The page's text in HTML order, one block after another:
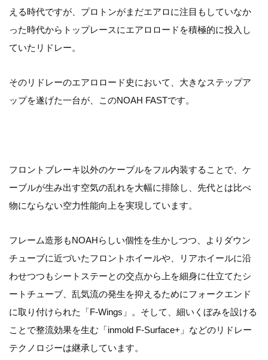
える時代ですが、プロトンがまだエアロに注目もしていなか
った時代からトップレースにエアロロードを積極的に投入し
ていたリドレー。
そのリドレーのエアロロード史において、大きなステップア
ップを遂げた一台が、このNOAH FASTです。
フロントブレーキ以外のケーブルをフル内装することで、ケ
ーブルが生み出す空気の乱れを大幅に排除し、先代とは比べ
物にならない空力性能向上を実現しています。
フレーム造形もNOAHらしい個性を生かしつつ、よりダウン
チューブに近づいたフロントホイールや、リアホイールに沿
わせつつもシートステーとの交点から上を細身に仕立てたシ
ートチューブ、乱気流の発生を抑えるためにフォークエンド
に取り付けられた「F-Wings」。そして、細いくぼみを設ける
ことで整流効果を生む「inmold F-Surface+」などのリドレー
テクノロジーは継承しています。